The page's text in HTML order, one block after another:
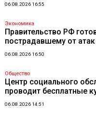
06.08.2026 16:55
Экономика
Правительство РФ
пострадавшему от
06.08.2026 16:50
Общество
Центр социального
проводит бесплатные
06.08.2026 14:51